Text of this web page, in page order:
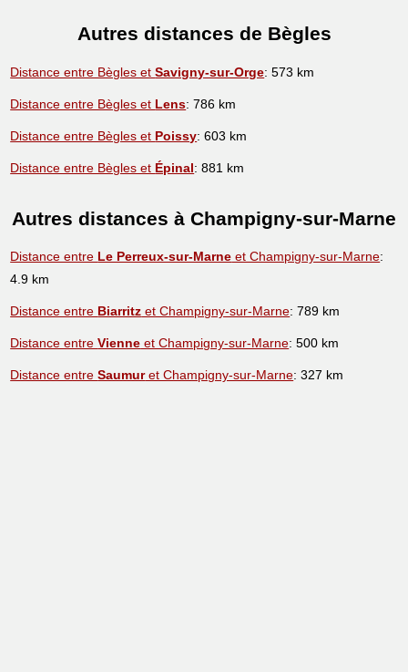
Autres distances de Bègles
Distance entre Bègles etSavigny-sur-Orge: 573 km
Distance entre Bègles et Lens: 786 km
Distance entre Bègles et Poissy: 603 km
Distance entre Bègles et Épinal: 881 km
Autres distances à Champigny-sur-Marne
Distance entre Le Perreux-sur-Marne et Champigny-sur-Marne:
4.9 km
Distance entre Biarritz et Champigny-sur-Marne: 789 km
Distance entreVienne et Champigny-sur-Marne: 500 km
Distance entreSaumuret Champigny-sur-Marne: 327 km